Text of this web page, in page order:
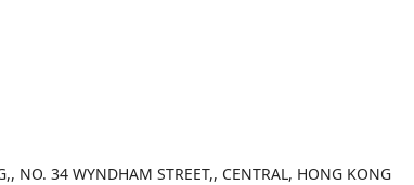
NO. 34 WYNDHAM STREET,, CENTRAL, HONG KONG